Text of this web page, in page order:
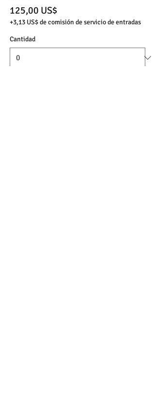
125,00 US$
+3,13 US$ de comisión de servicio de entradas
Cantidad